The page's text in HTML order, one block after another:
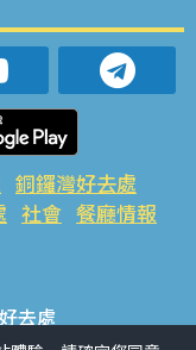
銅鑼灣好去處
社會 餐廳情報
去處